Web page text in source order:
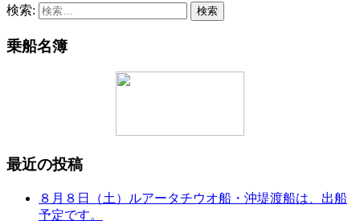
検索:
乗船名簿
最近の投稿
８月８日（土）ルアータチウオ船・沖堤渡船は、出船
予定です。